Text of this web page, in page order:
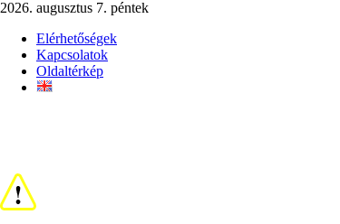
2026. augusztus 7. péntek
Elérhetőségek
Kapcsolatok
Oldaltérkép